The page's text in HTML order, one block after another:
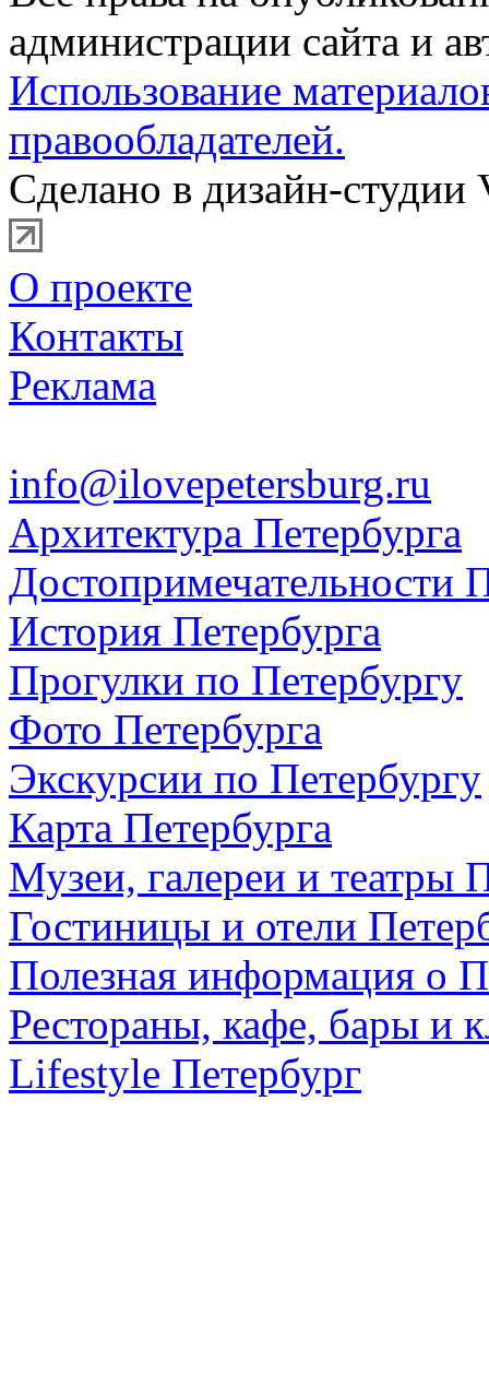
администрации сайта и
Использование
правообладателей.
Сделано в дизайн-студии
О проекте
Контакты
Реклама
info@ilovepetersburg.ru
Архитектура Петербурга
Достопримечательности
История Петербурга
Прогулки по Петербургу
Фото Петербурга
Экскурсии по Петербургу
Карта Петербурга
Музеи, галереи и театры
Гостиницы и отели
Полезная информация о
Рестораны, кафе, бары и
Lifestyle Петербург